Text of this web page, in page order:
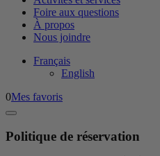
Foire aux questions
À propos
Nous joindre
Français
English
0Mes favoris
Politique de réservation